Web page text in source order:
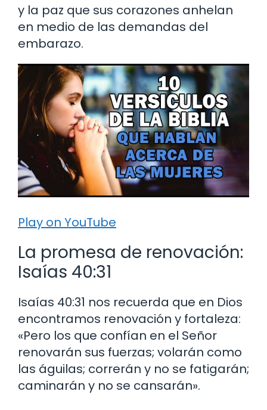
y la paz que sus corazones anhelan
en medio de las demandas del
embarazo.
Play on YouTube
La promesa de renovación:
Isaías 40:31
Isaías 40:31 nos recuerda que en Dios
encontramos renovación y fortaleza:
«Pero los que confían en el Señor
renovarán sus fuerzas; volarán como
las águilas; correrán y no se fatigarán;
caminarán y no se cansarán».